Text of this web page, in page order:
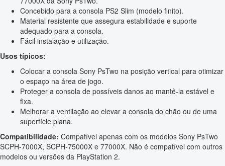
Concebido para a consola PS2 Slim (modelo finito).
Material resistente que assegura estabilidade e suporte
adequado para a consola.
Fácil instalação e utilização.
Usos típicos:
Colocar a consola Sony PsTwo na posição vertical para otimizar
o espaço na área de jogo.
Proteger a consola de possíveis danos ao mantê-la estável e
fixa.
Melhorar a ventilação ao elevar a consola do chão ou de uma
superfície plana.
Compatibilidade: Compatível apenas com os modelos Sony PsTwo
SCPH-7000X, SCPH-75000X e 77000X. Não é compatível com outros
modelos ou versões da PlayStation 2.